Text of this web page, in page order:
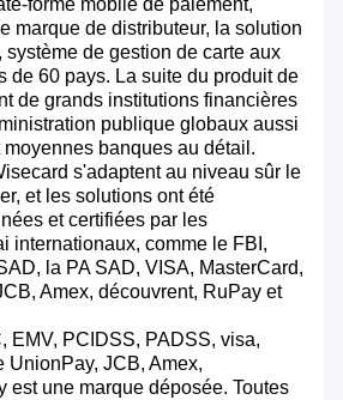
forme mobile de paiement,
marque de distributeur, la solution
système de gestion de carte aux
de 60 pays. La suite du produit de
de grands institutions financières
publique globaux aussi
banques au détail.
s'adaptent au niveau sûr le
et les solutions ont été
et certifiées par les
internationaux, comme le FBI,
la PA SAD, VISA, MasterCard,
Amex, découvrent, RuPay et
EMV, PCIDSS, PADSS, visa,
UnionPay, JCB, Amex,
est une marque déposée. Toutes